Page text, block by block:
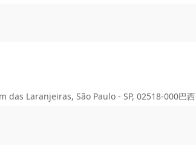
das Laranjeiras, São Paulo - SP, 02518-000巴西